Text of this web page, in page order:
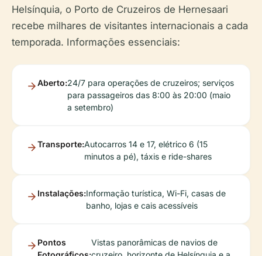
Helsínquia, o Porto de Cruzeiros de Hernesaari
recebe milhares de visitantes internacionais a cada
temporada. Informações essenciais:
Aberto:24/7 para operações de cruzeiros; serviços
para passageiros das 8:00 às 20:00 (maio
a setembro)
Transporte:Autocarros 14 e 17, elétrico 6 (15
minutos a pé), táxis e ride-shares
Instalações:Informação turística, Wi-Fi, casas de
banho, lojas e cais acessíveis
Pontos
Vistas panorâmicas de navios de